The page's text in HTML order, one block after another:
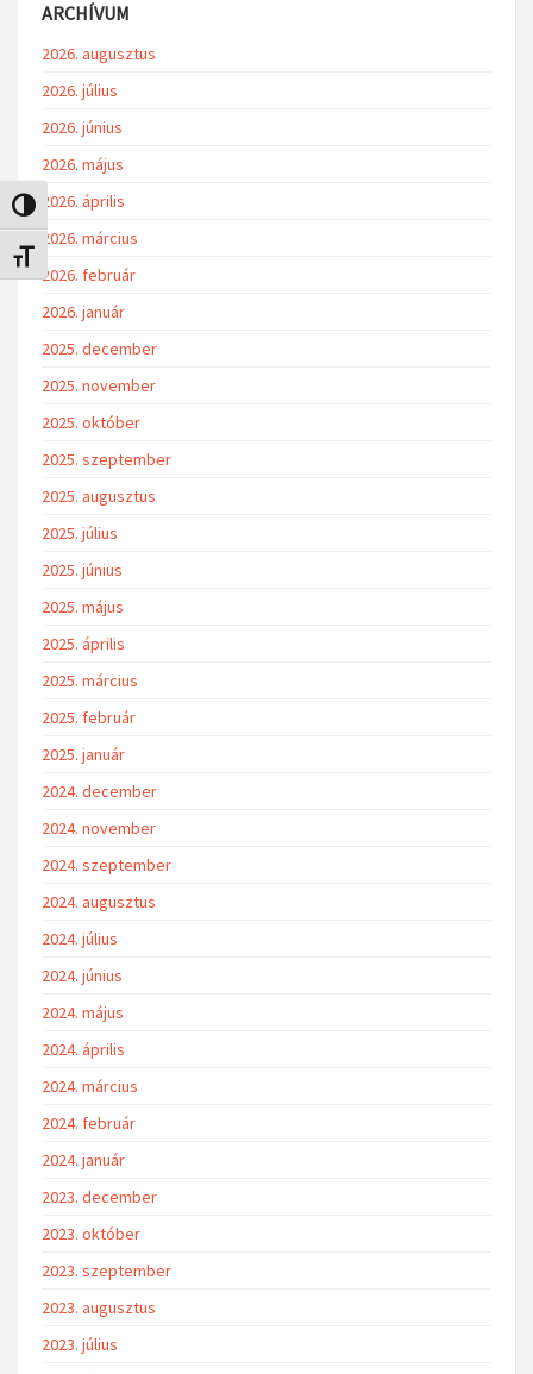
Nagy kontraszt váltása
Betűméret váltása
ARCHÍVUM
2026. augusztus
2026. július
2026. június
2026. május
2026. április
2026. március
2026. február
2026. január
2025. december
2025. november
2025. október
2025. szeptember
2025. augusztus
2025. július
2025. június
2025. május
2025. április
2025. március
2025. február
2025. január
2024. december
2024. november
2024. szeptember
2024. augusztus
2024. július
2024. június
2024. május
2024. április
2024. március
2024. február
2024. január
2023. december
2023. október
2023. szeptember
2023. augusztus
2023. július